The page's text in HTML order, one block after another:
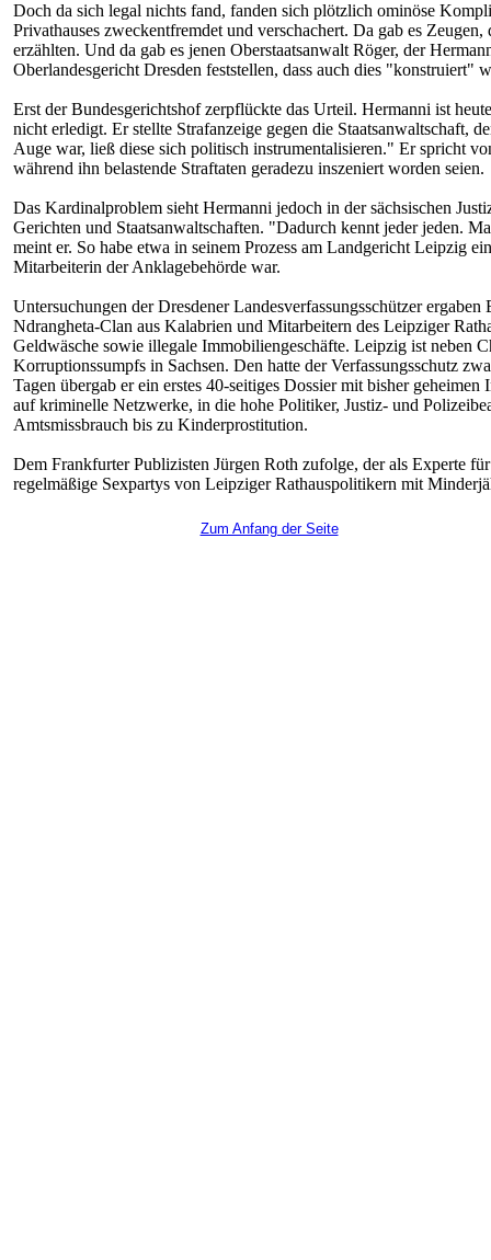
Doch da sich legal nichts fand, fanden sich plötzlich ominöse
Privathauses zweckentfremdet und verschachert. Da gab es
erzählten. Und da gab es jenen Oberstaatsanwalt Röger, der
Oberlandesgericht Dresden feststellen, dass auch dies "konstruiert"
Erst der Bundesgerichtshof zerpflückte das Urteil. Hermanni ist
nicht erledigt. Er stellte Strafanzeige gegen die Staatsanwaltschaft,
Auge war, ließ diese sich politisch instrumentalisieren." Er spricht
während ihn belastende Straftaten geradezu inszeniert worden seien.
Das Kardinalproblem sieht Hermanni jedoch in der sächsischen
Gerichten und Staatsanwaltschaften. "Dadurch kennt jeder jeden.
meint er. So habe etwa in seinem Prozess am Landgericht Leipzig
Mitarbeiterin der Anklagebehörde war.
Untersuchungen der Dresdener Landesverfassungsschützer
Ndrangheta-Clan aus Kalabrien und Mitarbeitern des Leipziger
Geldwäsche sowie illegale Immobiliengeschäfte. Leipzig ist neben
Korruptionssumpfs in Sachsen. Den hatte der Verfassungsschutz
Tagen übergab er ein erstes 40-seitiges Dossier mit bisher
auf kriminelle Netzwerke, in die hohe Politiker, Justiz- und
Amtsmissbrauch bis zu Kinderprostitution.
Dem Frankfurter Publizisten Jürgen Roth zufolge, der als Experte
regelmäßige Sexpartys von Leipziger Rathauspolitikern mit
Zum Anfang der Seite